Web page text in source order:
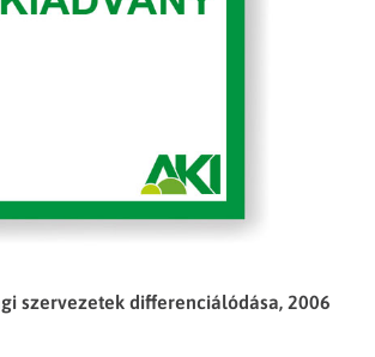
szervezetek differenciálódása, 2006